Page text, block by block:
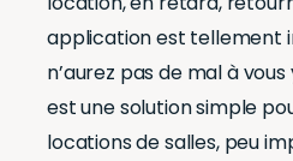
application est tellement
n’aurez pas de mal à
est une solution simple
locations de salles, peu